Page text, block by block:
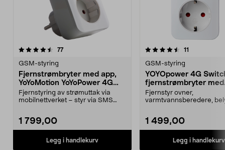
77anmeldelser
GSM-styring
Fjernstrømbryter med app,
YoYoMotion YoYoPower 4G
Control
Fjernstyring av strømuttak via
mobilnettverket – styr via SMS
1 799,00
Legg i handlekurv
4.5av 5 stjerner 11
GSM-styring
YOYOpower 4G
fjernstrømbryter med
temperaturalarm
Fjernstyr ovner,
varmtvannsberedere,
1 499,00
Legg i handlekurv
0.0 av 5 stjerner